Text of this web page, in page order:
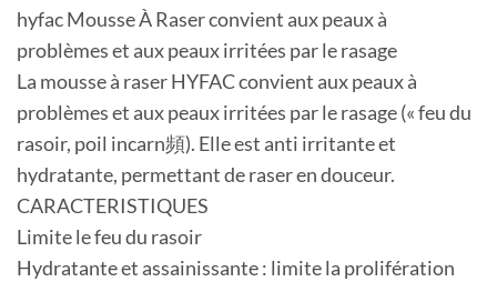
hyfac Mousse À Raser convient aux peaux à
problèmes et aux peaux irritées par le rasage
La mousse à raser HYFAC convient aux peaux à
problèmes et aux peaux irritées par le rasage (« feu du
rasoir, poil incarn頻). Elle est anti irritante et
hydratante, permettant de raser en douceur.
CARACTERISTIQUES
Limite le feu du rasoir
Hydratante et assainissante : limite la prolifération